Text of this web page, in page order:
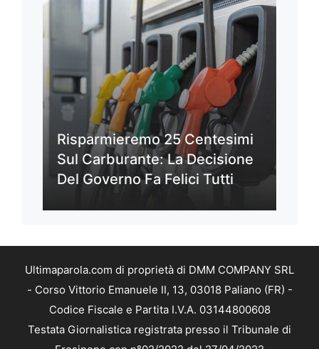
Risparmieremo 25 Centesimi
Sul Carburante: La Decisione
Del Governo Fa Felici Tutti
Ultimaparola.com di proprietà di DMM COMPANY SRL
- Corso Vittorio Emanuele II, 13, 03018 Paliano (FR) -
Codice Fiscale e Partita I.V.A. 03144800608
Testata Giornalistica registrata presso il Tribunale di